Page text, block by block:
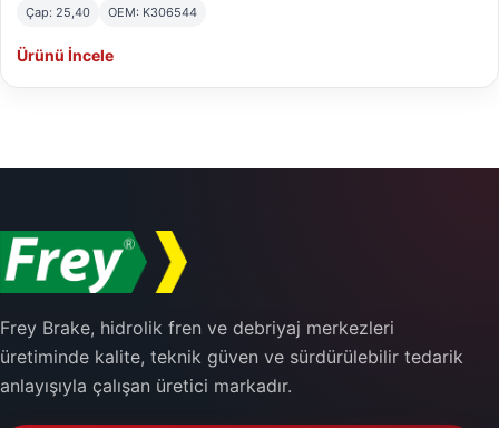
Çap: 25,40 OEM: K306544
Ürünü İncele
Frey Brake, hidrolik fren ve debriyaj merkezleri
üretiminde kalite, teknik güven ve sürdürülebilir tedarik
anlayışıyla çalışan üretici markadır.